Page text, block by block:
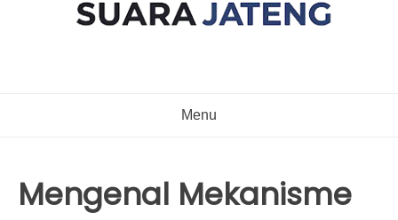
Menu
Mengenal Mekanisme